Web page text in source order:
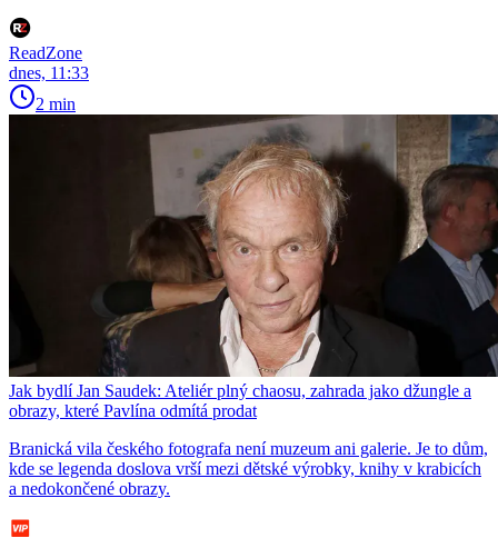
ReadZone
dnes, 11:33
2 min
Jak bydlí Jan Saudek: Ateliér plný chaosu, zahrada jako džungle a
obrazy, které Pavlína odmítá prodat
Branická vila českého fotografa není muzeum ani galerie. Je to dům,
kde se legenda doslova vrší mezi dětské výrobky, knihy v krabicích
a nedokončené obrazy.